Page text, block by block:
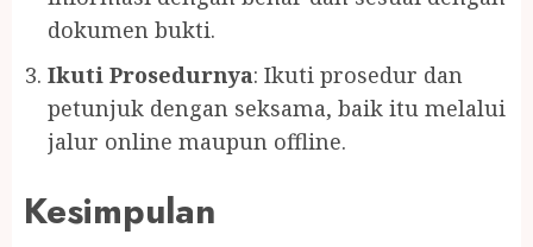
dokumen bukti.
Ikuti Prosedurnya: Ikuti prosedur dan
petunjuk dengan seksama, baik itu melalui
jalur online maupun offline.
Kesimpulan